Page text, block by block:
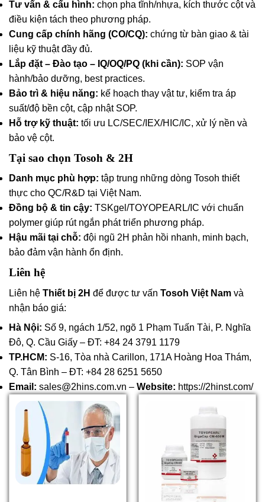
Tư vấn & cấu hình: chọn pha tĩnh/nhựa, kích thước cột và
điều kiện tách theo phương pháp.
Cung cấp chính hãng (CO/CQ): chứng từ bàn giao & tài
liệu kỹ thuật đầy đủ.
Lắp đặt – Đào tạo – IQ/OQ/PQ (khi cần): SOP vận
hành/bảo dưỡng, best practices.
Bảo trì & hiệu năng: kế hoạch thay vật tư, kiểm tra áp
suất/độ bền cột, cập nhật SOP.
Hỗ trợ kỹ thuật: tối ưu LC/SEC/IEX/HIC/IC, xử lý nền và
bảo vệ cột.
Tại sao chọn Tosoh & 2H
Danh mục phù hợp: tập trung những dòng Tosoh thiết
thực cho QC/R&D tại Việt Nam.
Đồng bộ & tin cậy: TSKgel/TOYOPEARL/IC với chuẩn
polymer giúp rút ngắn phát triển phương pháp.
Hậu mãi tại chỗ: đội ngũ 2H phản hồi nhanh, minh bạch,
bảo đảm vận hành ổn định.
Liên hệ
Liên hệ Thiết bị 2H để được tư vấn Tosoh Việt Nam và
nhận báo giá:
Hà Nội: Số 9, ngách 1/52, ngõ 1 Phạm Tuấn Tài, P. Nghĩa
Đô, Q. Cầu Giấy – ĐT: +84 24 3791 1179
TP.HCM: S-16, Tòa nhà Carillon, 171A Hoàng Hoa Thám,
Q. Tân Bình – ĐT: +84 28 6251 5650
Email: sales@2hins.com.vn – Website: https://2hinst.com/